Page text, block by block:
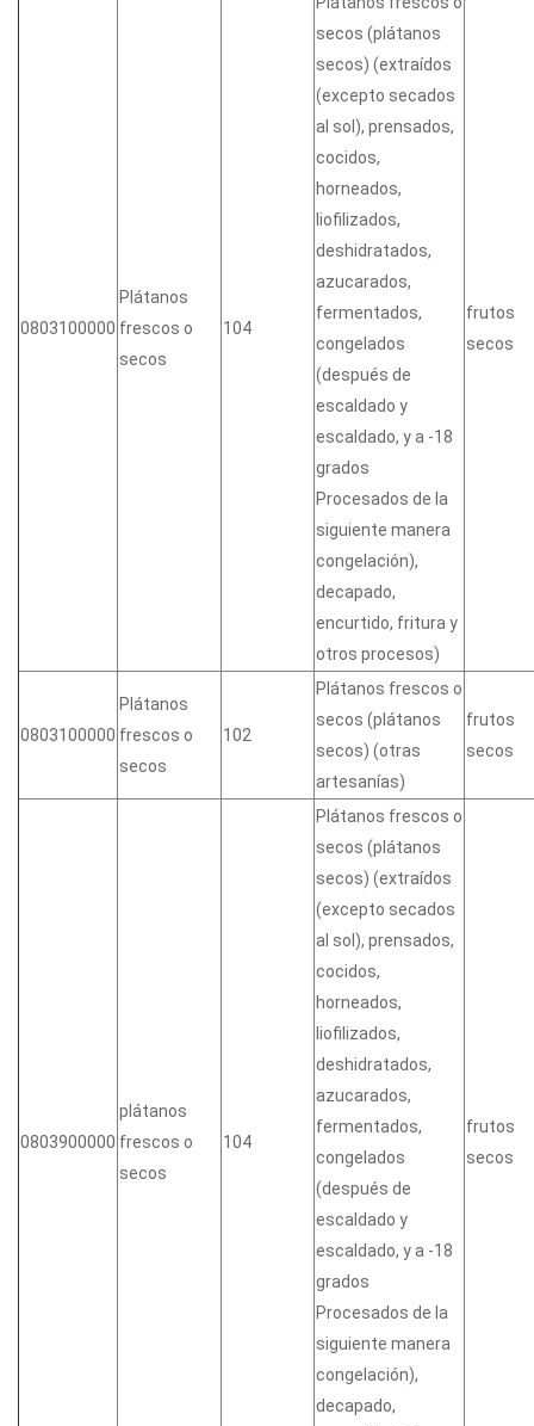
0803100000
Plátanos
frescos o
secos
104
secos (plátanos
secos) (extraídos
(excepto secados
al sol), prensados,
cocidos,
horneados,
liofilizados,
deshidratados,
azucarados,
fermentados,
congelados
(después de
escaldado y
escaldado, y a -18
grados
Procesados de la
siguiente manera
congelación),
decapado,
encurtido, fritura y
otros procesos)
frutos
secos
0803100000
Plátanos
frescos o
secos
102
Plátanos frescos o
secos (plátanos
secos) (otras
artesanías)
frutos
secos
0803900000
plátanos
frescos o
secos
104
Plátanos frescos o
secos (plátanos
secos) (extraídos
(excepto secados
al sol), prensados,
cocidos,
horneados,
liofilizados,
deshidratados,
azucarados,
fermentados,
congelados
(después de
escaldado y
escaldado, y a -18
grados
Procesados de la
siguiente manera
congelación),
decapado,
frutos
secos